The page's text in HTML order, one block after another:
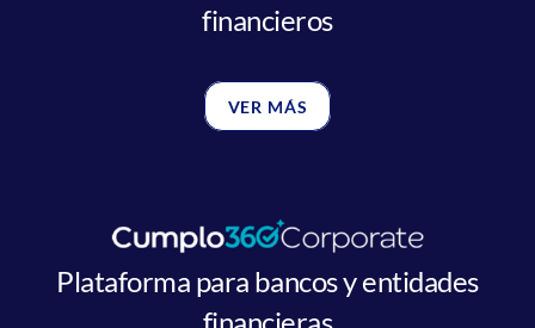
financieros
VER MÁS
Plataforma para bancos y entidades